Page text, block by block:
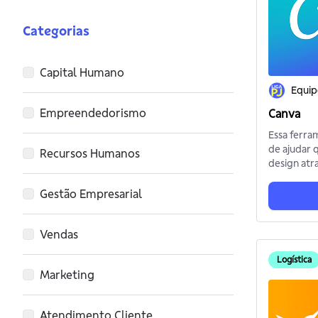
Categorias
Capital Humano
Empreendedorismo
Recursos Humanos
Gestão Empresarial
Vendas
Marketing
Atendimento Cliente
Canva
Essa
de ajudar
design
imagem
melhor. O
alcance
modelos
Logística